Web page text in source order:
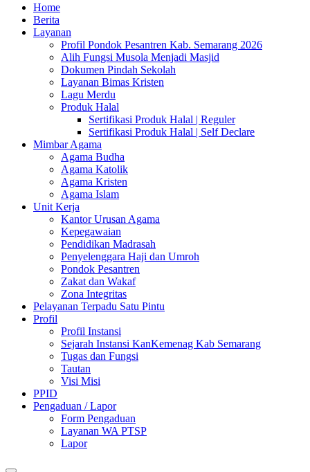
Home
Berita
Layanan
Profil Pondok Pesantren Kab. Semarang 2026
Alih Fungsi Musola Menjadi Masjid
Dokumen Pindah Sekolah
Layanan Bimas Kristen
Lagu Merdu
Produk Halal
Sertifikasi Produk Halal | Reguler
Sertifikasi Produk Halal | Self Declare
Mimbar Agama
Agama Budha
Agama Katolik
Agama Kristen
Agama Islam
Unit Kerja
Kantor Urusan Agama
Kepegawaian
Pendidikan Madrasah
Penyelenggara Haji dan Umroh
Pondok Pesantren
Zakat dan Wakaf
Zona Integritas
Pelayanan Terpadu Satu Pintu
Profil
Profil Instansi
Sejarah Instansi KanKemenag Kab Semarang
Tugas dan Fungsi
Tautan
Visi Misi
PPID
Pengaduan / Lapor
Form Pengaduan
Layanan WA PTSP
Lapor